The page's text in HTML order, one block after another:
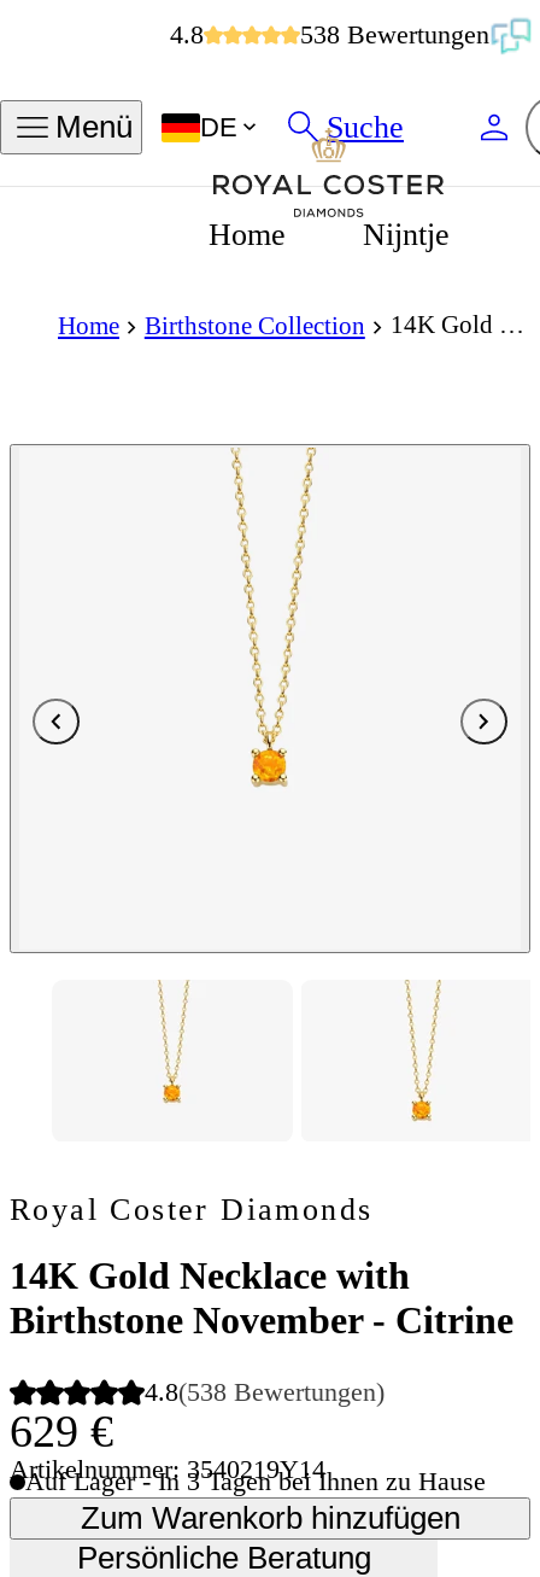
4.8 538 Bewertungen
Menü DE Suche
Home Nijntje
Home Birthstone Collection
Royal Coster Diamonds
14K Gold Necklace with
Birthstone November - Citrine
4.8(538 Bewertungen)
629 €
Artikelnummer: 3540219Y14
Auf Lager - In 3 Tagen bei Ihnen zu Hause
Zum Warenkorb hinzufügen
Persönliche Beratung